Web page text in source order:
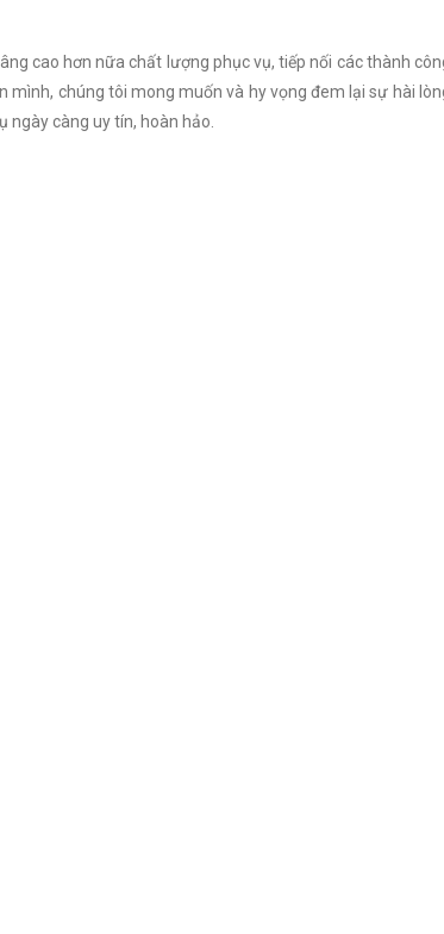
cao hơn nữa chất lượng phục vụ, tiếp nối các thành
mình, chúng tôi mong muốn và hy vọng đem lại sự hài
ngày càng uy tín, hoàn hảo.